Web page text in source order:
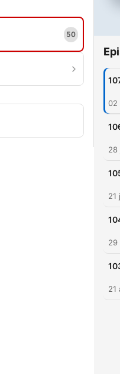
50
02
28
21
29
21